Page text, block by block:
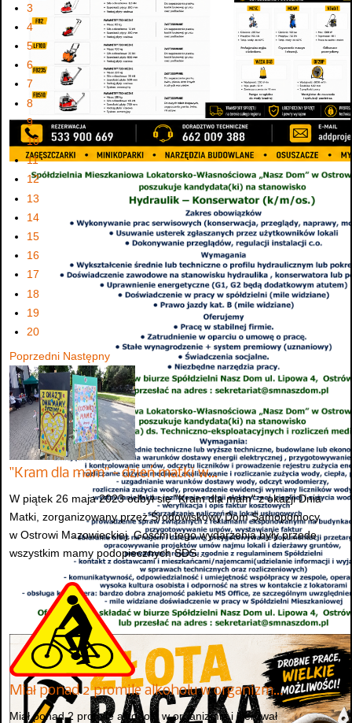
3
4
5
6
7
8
9
10
11
12
13
14
15
16
17
18
19
20
Poprzedni Następny
"Kram dla mam" - dzień matki w…
W piątek 26 maja 2023 odbył się "Kram dla mam" z okazji Dnia
Matki, zorganizowany przez Środowiskowy Dom Samopomocy
w Ostrowi Mazowieckiej. Gośćmi tego wydarzenia były przede
wszystkim mamy podopiecznych ŚDS...
Miał ponad 2 promile alkoholu w organizm…
Miał ponad 2 promile alkoholu w organizmie i kierował